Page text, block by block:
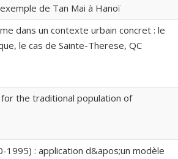
de Tan Mai à Hanoï
dans un contexte urbain concret : le
le cas de Sainte-Therese, QC
the traditional population of
: application d&apos;un modèle